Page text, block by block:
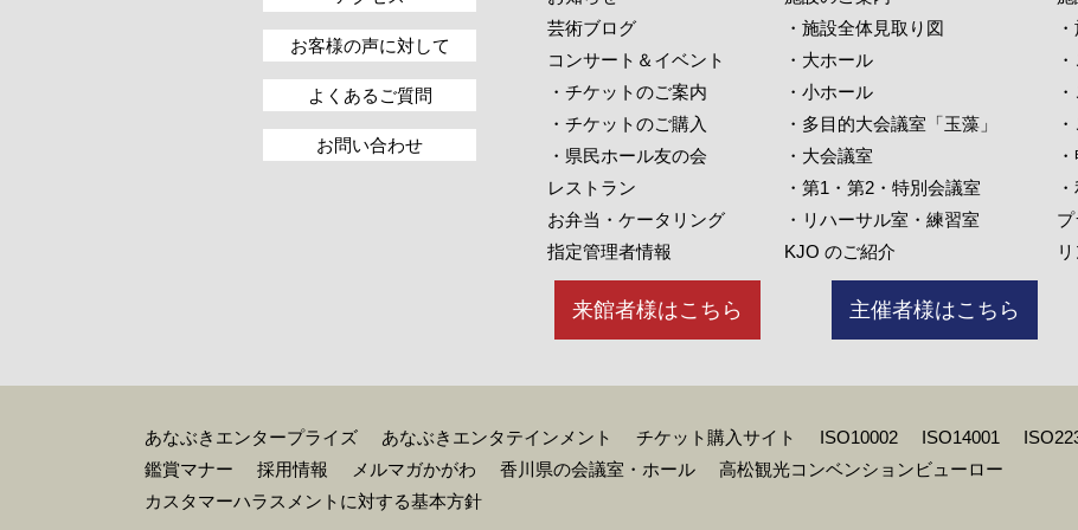
お客様の声に対して
よくあるご質問
お問い合わせ
芸術ブログ
コンサート＆イベント
・チケットのご案内
・チケットのご購入
・県民ホール友の会
レストラン
お弁当・ケータリング
指定管理者情報
・施設全体見取り図
・大ホール
・小ホール
・多目的大会議室「玉藻」
・大会議室
・第1・第2・特別会議室
・リハーサル室・練習室
KJO のご紹介
来館者様はこちら 主催者様はこちら
あなぶきエンタープライズ あなぶきエンタテインメント チケット購入サイト ISO10002 ISO14001
鑑賞マナー
採用情報 メルマガかがわ 香川県の会議室・ホール
高松観光コンベンションビューロー
カスタマーハラスメントに対する基本方針